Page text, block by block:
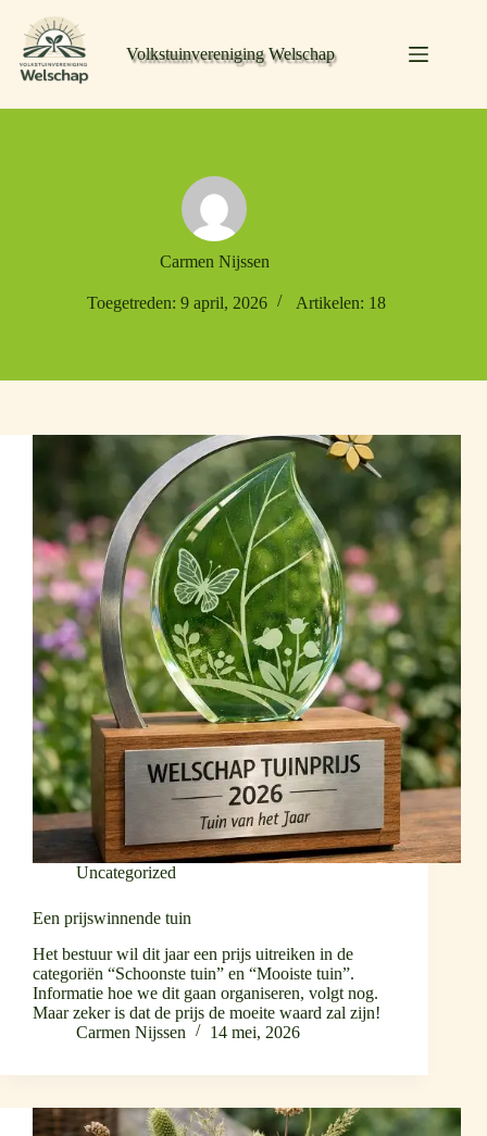
Volkstuinvereniging Welschap
Carmen Nijssen
Toegetreden: 9 april, 2026 Artikelen: 18
Uncategorized
Een prijswinnende tuin
Het bestuur wil dit jaar een prijs uitreiken in de
categoriën “Schoonste tuin” en “Mooiste tuin”.
Informatie hoe we dit gaan organiseren, volgt nog.
Maar zeker is dat de prijs de moeite waard zal zijn!
Carmen Nijssen
14 mei, 2026